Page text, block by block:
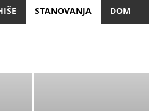
STANOVANJA DOM